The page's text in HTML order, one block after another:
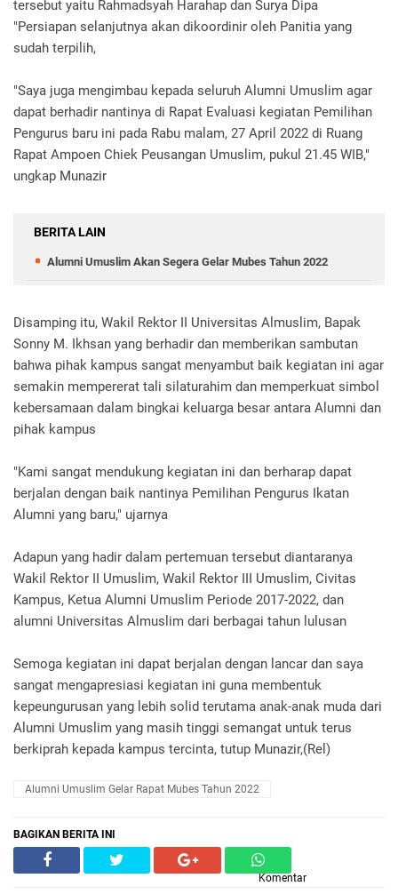
tersebut yaitu Rahmadsyah Harahap dan Surya Dipa
"Persiapan selanjutnya akan dikoordinir oleh Panitia yang
sudah terpilih,
"Saya juga mengimbau kepada seluruh Alumni Umuslim agar
dapat berhadir nantinya di Rapat Evaluasi kegiatan Pemilihan
Pengurus baru ini pada Rabu malam, 27 April 2022 di Ruang
Rapat Ampoen Chiek Peusangan Umuslim, pukul 21.45 WIB,"
ungkap Munazir
BERITA LAIN
Alumni Umuslim Akan Segera Gelar Mubes Tahun 2022
Disamping itu, Wakil Rektor II Universitas Almuslim, Bapak
Sonny M. Ikhsan yang berhadir dan memberikan sambutan
bahwa pihak kampus sangat menyambut baik kegiatan ini agar
semakin mempererat tali silaturahim dan memperkuat simbol
kebersamaan dalam bingkai keluarga besar antara Alumni dan
pihak kampus
"Kami sangat mendukung kegiatan ini dan berharap dapat
berjalan dengan baik nantinya Pemilihan Pengurus Ikatan
Alumni yang baru," ujarnya
Adapun yang hadir dalam pertemuan tersebut diantaranya
Wakil Rektor II Umuslim, Wakil Rektor III Umuslim, Civitas
Kampus, Ketua Alumni Umuslim Periode 2017-2022, dan
alumni Universitas Almuslim dari berbagai tahun lulusan
Semoga kegiatan ini dapat berjalan dengan lancar dan saya
sangat mengapresiasi kegiatan ini guna membentuk
kepeungurusan yang lebih solid terutama anak-anak muda dari
Alumni Umuslim yang masih tinggi semangat untuk terus
berkiprah kepada kampus tercinta, tutup Munazir,(Rel)
Alumni Umuslim Gelar Rapat Mubes Tahun 2022
BAGIKAN BERITA INI
Komentar